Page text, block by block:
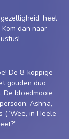
heel
dan naar
De 8-koppige
gouden duo
De bloedmooie
Ashna,
(“Wee, in Heële